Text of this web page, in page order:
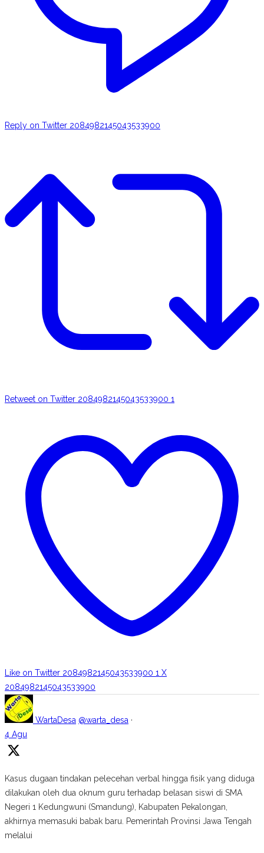
Reply on Twitter 2084982145043533900
Retweet on Twitter 2084982145043533900 1
Like on Twitter 2084982145043533900 1 X
2084982145043533900
WartaDesa @warta_desa ·
4 Agu
Kasus dugaan tindakan pelecehan verbal hingga fisik yang diduga
dilakukan oleh dua oknum guru terhadap belasan siswi di SMA
Negeri 1 Kedungwuni (Smandung), Kabupaten Pekalongan,
akhirnya memasuki babak baru. Pemerintah Provinsi Jawa Tengah
melalui